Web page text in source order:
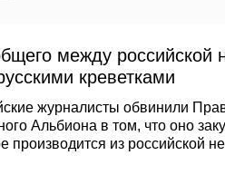
между российской
креветками
журналисты обвинили
Альбиона в том, что оно
производится из российской